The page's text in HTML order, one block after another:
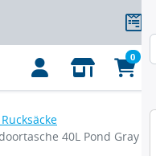
0
40L Pond Gray